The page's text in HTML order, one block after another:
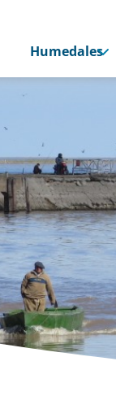
Humedales